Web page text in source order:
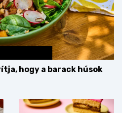
hogy a barack húsok